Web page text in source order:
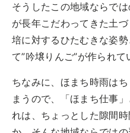
そうしたこの地域ならで
が長年こだわってきた土
培に対するひたむきな姿
て”吟壌りんご”が作られて
ちなみに、ほまち時雨は
まうので、「ほまち仕事
れは、ちょっとした隙間